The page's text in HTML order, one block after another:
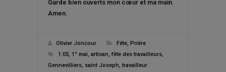
Garde bien ouverts mon cœur et ma main.
Amen.
Olivier Joncour Fête, Prière
1.05, 1° mai, artisan, fête des travailleurs,
Gennevilliers, saint Joseph, travailleur